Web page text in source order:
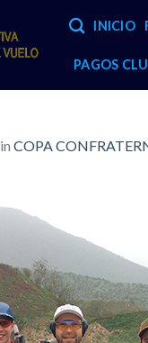
INICIO
PAGOS
in COPA